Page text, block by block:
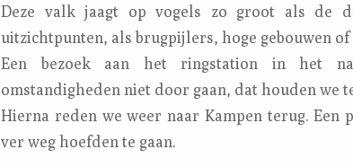
Deze valk jaagt op vogels zo groot als de
uitzichtpunten, als brugpijlers, hoge gebouwen of
Een bezoek aan het ringstation in het
omstandigheden niet door gaan, dat houden we
Hierna reden we weer naar Kampen terug. Een
ver weg hoefden te gaan.